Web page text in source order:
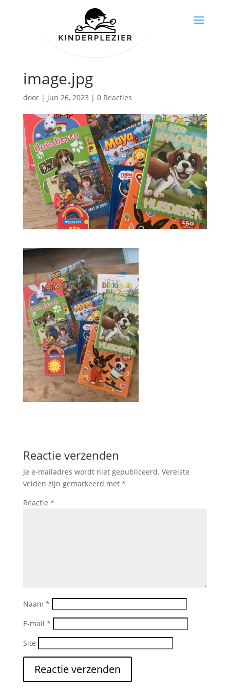
image.jpg
door | jun 26, 2023 | 0 Reacties
Reactie verzenden
Je e-mailadres wordt niet gepubliceerd. Vereiste
velden zijn gemarkeerd met *
Reactie *
Naam *
E-mail *
Site